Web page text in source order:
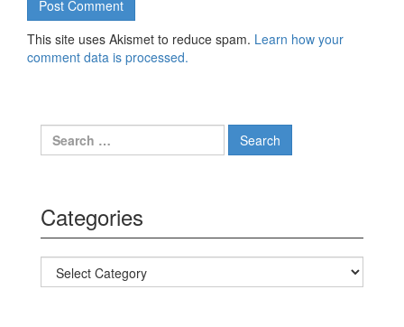
This site uses Akismet to reduce spam. Learn how your
comment data is processed.
Search for:
Categories
Categories